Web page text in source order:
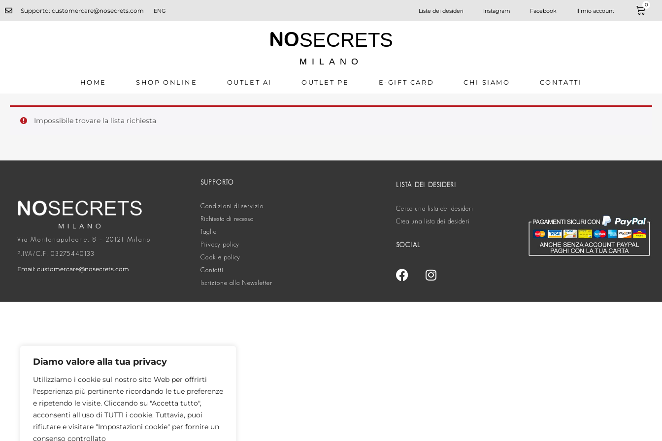
Diamo valore alla tua privacy
Utilizziamo i cookie sul nostro sito Web per offrirti
l'esperienza più pertinente ricordando le tue preferenze
e ripetendo le visite. Cliccando su "Accetta tutto",
acconsenti all'uso di TUTTI i cookie. Tuttavia, puoi
rifiutare e visitare "Impostazioni cookie" per fornire un
consenso controllato
Supporto: customercare@nosecrets.com ENG Liste dei desideri Instagram Facebook Il mio account
0
NOSECRETS
MILANO
HOME SHOP ONLINE OUTLET AI OUTLET PE E-GIFT CARD CHI SIAMO CONTATTI
Impossibile trovare la lista richiesta
Via Montenapoleone, 8 – 20121 Milano
P.IVA/C.F. 03275440133
Email: customercare@nosecrets.com
SUPPORTO
Condizioni di servizio
Richiesta di recesso
Taglie
Privacy policy
Cookie policy
Contatti
Iscrizione alla Newsletter
LISTA DEI DESIDERI
Cerca una lista dei desideri
Crea una lista dei desideri
SOCIAL